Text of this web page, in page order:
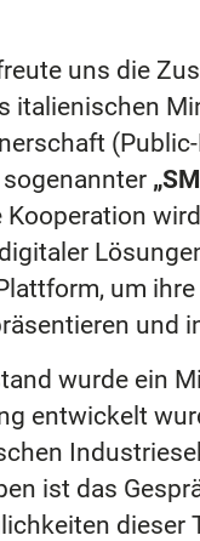
uns die
italienischen
Kooperation
um
und
wurde ein
entwickelt
ist das
dieser